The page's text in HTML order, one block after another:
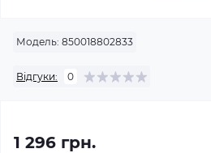
Модель: 850018802833
Відгуки: 0
1 296 грн.